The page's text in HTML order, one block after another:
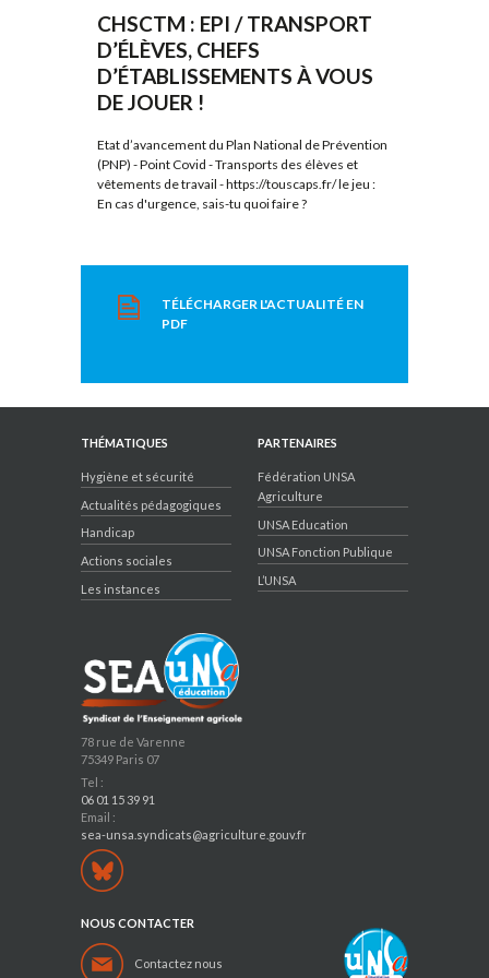
CHSCTM : EPI / TRANSPORT
D’ÉLÈVES, CHEFS
D’ÉTABLISSEMENTS À VOUS
DE JOUER !
Etat d’avancement du Plan National de Prévention
(PNP) - Point Covid - Transports des élèves et
vêtements de travail - https://touscaps.fr/ le jeu :
En cas d'urgence, sais-tu quoi faire ?
TÉLÉCHARGER L'ACTUALITÉ EN
PDF
78 rue de Varenne
75349 Paris 07
Tel :
06 01 15 39 91
Email :
sea-unsa.syndicats@agriculture.gouv.fr
THÉMATIQUES
Hygiène et sécurité
Actualités pédagogiques
Handicap
Actions sociales
Les instances
PARTENAIRES
Fédération UNSA
Agriculture
UNSA Education
UNSA Fonction Publique
L’UNSA
NOUS CONTACTER
Contactez nous